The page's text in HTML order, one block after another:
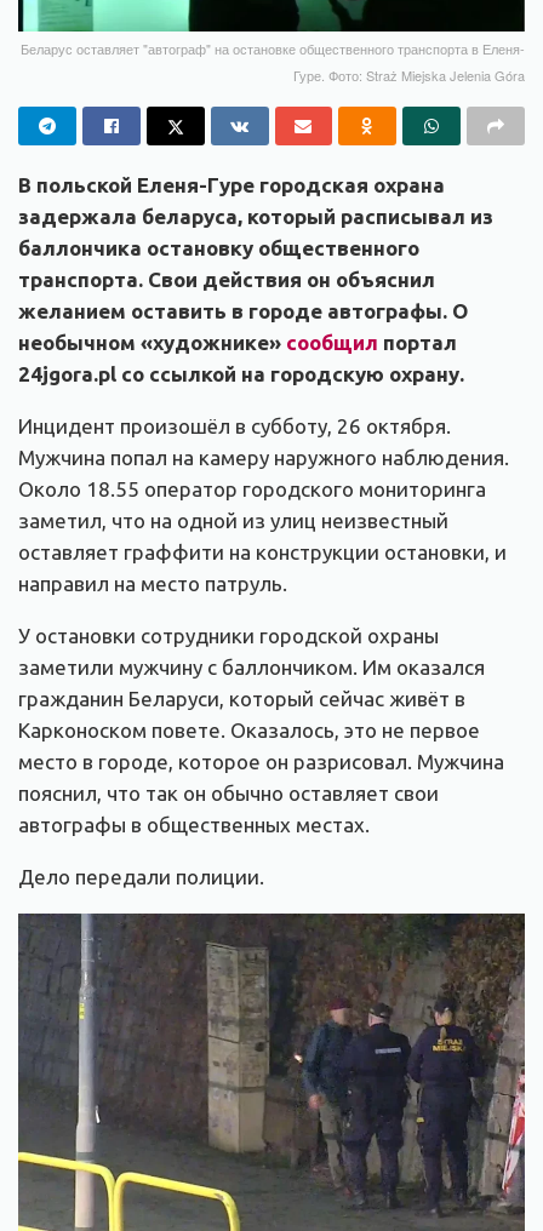
Беларус оставляет "автограф" на остановке общественного транспорта в Еленя-
Гуре. Фото: Straż Miejska Jelenia Góra
В польской Еленя-Гуре городская охрана
задержала беларуса, который расписывал из
баллончика остановку общественного
транспорта. Свои действия он объяснил
желанием оставить в городе автографы. О
необычном «художнике» сообщил портал
24jgora.pl со ссылкой на городскую охрану.
Инцидент произошёл в субботу, 26 октября.
Мужчина попал на камеру наружного наблюдения.
Около 18.55 оператор городского мониторинга
заметил, что на одной из улиц неизвестный
оставляет граффити на конструкции остановки, и
направил на место патруль.
У остановки сотрудники городской охраны
заметили мужчину с баллончиком. Им оказался
гражданин Беларуси, который сейчас живёт в
Карконоском повете. Оказалось, это не первое
место в городе, которое он разрисовал. Мужчина
пояснил, что так он обычно оставляет свои
автографы в общественных местах.
Дело передали полиции.